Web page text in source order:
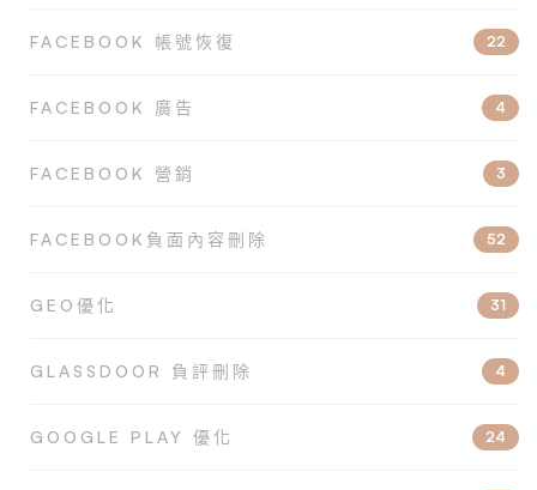
FACEBOOK 帳號恢復 22
FACEBOOK 廣告 4
FACEBOOK 營銷 3
FACEBOOK負面內容刪除 52
GEO優化 31
GLASSDOOR 負評刪除 4
GOOGLE PLAY 優化 24